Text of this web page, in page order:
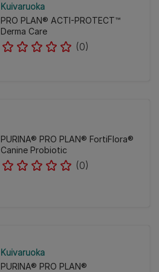
Kuivaruoka
PRO PLAN® ACTI-PROTECT™
Derma Care
(0)
PURINA® PRO PLAN® FortiFlora®
Canine Probiotic
(0)
Kuivaruoka
PURINA® PRO PLAN®